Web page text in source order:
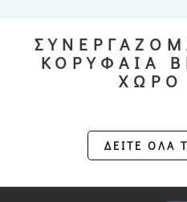
ΚΟΡΥΦΑΙΑ
ΧΩΡΟ
ΔΕΙΤΕ ΟΛΑ